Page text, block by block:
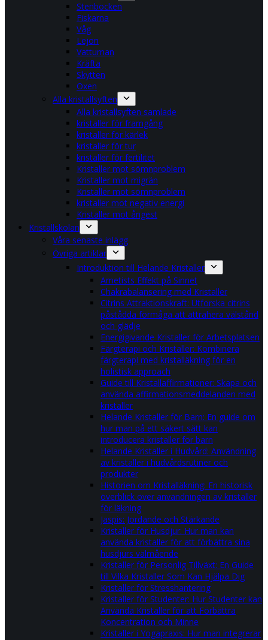
Stenbocken
Fiskarna
Våg
Lejon
Vattuman
Kräfta
Skytten
Oxen
Alla kristallsyften
Alla kristallsyften samlade
kristaller för framgång
kristaller för kärlek
kristaller för tur
kristaller för fertilitet
Kristaller mot sömnproblem
Kristaller mot migrän
Kristaller mot sömnproblem
kristaller mot negativ energi
Kristaller mot ångest
Kristallskolan
Våra senaste inlägg
Övriga artiklar
Introduktion till Helande Kristaller
Ametists Effekt på Sinnet
Chakrabalansering med Kristaller
Citrins Attraktionskraft: Utforska citrins
påstådda förmåga att attrahera välstånd
och glädje
Energigivande Kristaller för Arbetsplatsen
Färgterapi och Kristaller: Kombinera
färgterapi med kristalläkning för en
holistisk approach
Guide till Kristallaffirmationer: Skapa och
använda affirmationsmeddelanden med
kristaller
Helande Kristaller för Barn: En guide om
hur man på ett säkert sätt kan
introducera kristaller för barn
Helande Kristaller i Hudvård: Användning
av kristaller i hudvårdsrutiner och
produkter
Historien om Kristalläkning: En historisk
överblick över användningen av kristaller
för läkning
Jaspis: Jordande och Stärkande
Kristaller för Husdjur: Hur man kan
använda kristaller för att förbättra sina
husdjurs välmående
Kristaller för Personlig Tillväxt: En Guide
till Vilka Kristaller Som Kan Hjälpa Dig
Kristaller för Stresshantering
Kristaller för Studenter: Hur Studenter kan
Använda Kristaller för att Förbättra
Koncentration och Minne
Kristaller i Yogapraxis: Hur man integrerar